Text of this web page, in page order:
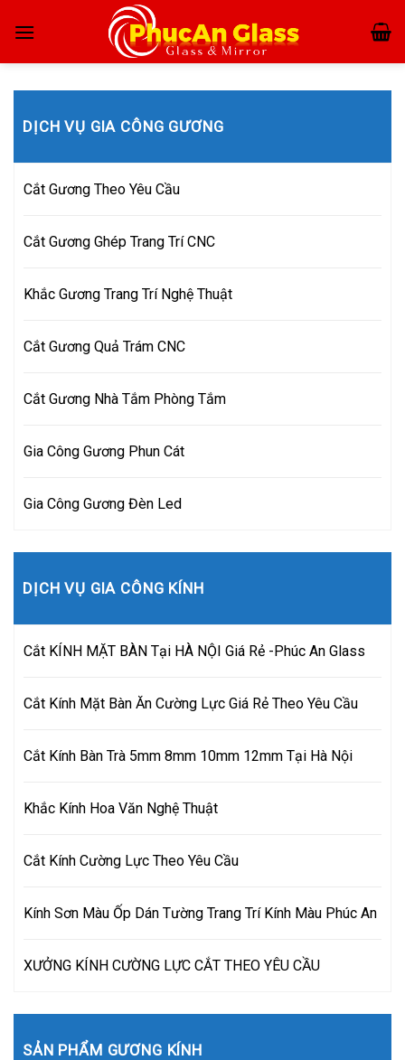
DỊCH VỤ GIA CÔNG GƯƠNG
Cắt Gương Theo Yêu Cầu
Cắt Gương Ghép Trang Trí CNC
Khắc Gương Trang Trí Nghệ Thuật
Cắt Gương Quả Trám CNC
Cắt Gương Nhà Tắm Phòng Tắm
Gia Công Gương Phun Cát
Gia Công Gương Đèn Led
DỊCH VỤ GIA CÔNG KÍNH
Cắt KÍNH MẶT BÀN Tại HÀ NỘI Giá Rẻ -Phúc An Glass
Cắt Kính Mặt Bàn Ăn Cường Lực Giá Rẻ Theo Yêu Cầu
Cắt Kính Bàn Trà 5mm 8mm 10mm 12mm Tại Hà Nội
Khắc Kính Hoa Văn Nghệ Thuật
Cắt Kính Cường Lực Theo Yêu Cầu
Kính Sơn Màu Ốp Dán Tường Trang Trí Kính Màu Phúc An
XƯỞNG KÍNH CƯỜNG LỰC CẮT THEO YÊU CẦU
SẢN PHẨM GƯƠNG KÍNH